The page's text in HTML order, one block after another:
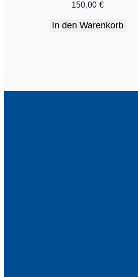
150,00 €
In den Warenkorb